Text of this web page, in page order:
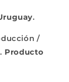
.
/
Producto